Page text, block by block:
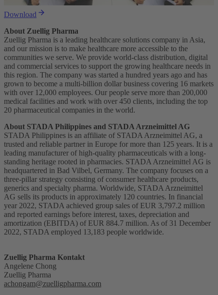
Download
About Zuellig Pharma
Zuellig Pharma is a leading healthcare solutions company in Asia,
and our mission is to make healthcare more accessible to the
communities we serve. We provide world-class distribution, digital
and commercial services to support the growing healthcare needs in
this region. The company was started a hundred years ago and has
grown to become a multi-billion dollar business covering 16 markets
with over 12,000 employees. Our people serve more than 200,000
medical facilities and work with over 450 clients, including the top
20 pharmaceutical companies in the world.
About STADA Philippines and STADA Arzneimittel AG
STADA Philippines is an affiliate of STADA Arzneimittel AG, a
trusted and reliable partner in Europe for more than 125 years. It is a
leading manufacturer of high-quality pharmaceuticals with a long-
standing heritage rooted in pharmacies. STADA Arzneimittel AG is
headquartered in Bad Vilbel, Germany. The company focuses on a
three-pillar strategy consisting of consumer healthcare products,
generics and specialty pharma. Worldwide, STADA Arzneimittel
AG sells its products in approximately 120 countries. In financial
year 2022, STADA achieved group sales of EUR 3,797.2 million
and reported earnings before interest, taxes, depreciation and
amortization (EBITDA) of EUR 884.7 million. As of 31 December
2022, STADA employed 13,183 people worldwide.
Zuellig Pharma Kontakt
Angelene Chong
Zuellig Pharma
achongam@zuelligpharma.com